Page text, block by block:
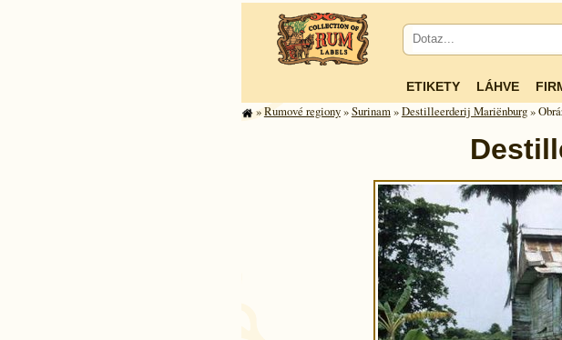
ETIKETY LÁHVE
»Rumové regiony»Surinam»Destilleerderij Mariënburg»